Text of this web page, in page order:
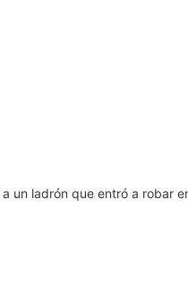
un ladrón que entró a robar